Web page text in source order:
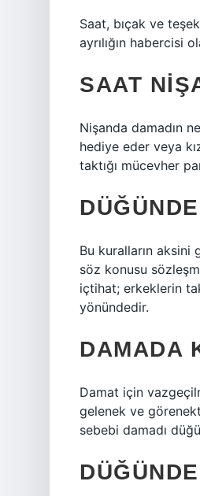
Saat, bıçak ve
ayrılığın habercisi
SAAT
Nişanda damadın
hediye eder veya
taktığı mücevher
Bu kuralların
söz konusu
içtihat; erkeklerin
yönündedir.
DAMADA
Damat için
gelenek ve
sebebi damadı